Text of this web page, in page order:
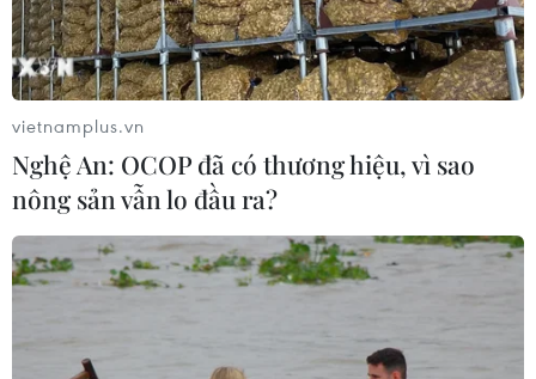
#tăng trưởng GRDP
#phát triển kinh tế-xã hội
vietnamplus.vn
Nghệ An: OCOP đã có thương hiệu, vì sao
nông sản vẫn lo đầu ra?